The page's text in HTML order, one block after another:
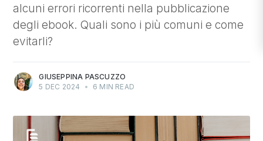
alcuni errori ricorrenti nella pubblicazione
degli ebook. Quali sono i più comuni e come
evitarli?
GIUSEPPINA PASCUZZO
5 DEC 2024
• 6 MIN READ